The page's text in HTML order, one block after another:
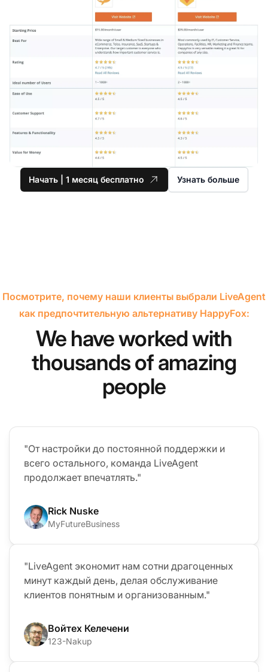
Начать | 1 месяц бесплатно Узнать больше
Посмотрите, почему наши клиенты выбрали LiveAgent
как предпочтительную альтернативу HappyFox:
We have worked with
thousands of amazing
people
"От настройки до постоянной поддержки и
всего остального, команда LiveAgent
продолжает впечатлять."
Rick Nuske
MyFutureBusiness
"LiveAgent экономит нам сотни драгоценных
минут каждый день, делая обслуживание
клиентов понятным и организованным."
Войтех Келечени
123-Nakup